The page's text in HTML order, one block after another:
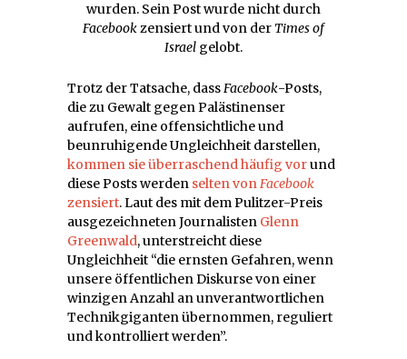
wurden. Sein Post wurde nicht durch
Facebookzensiert und von der Times of
Israel gelobt.
Trotz der Tatsache, dassFacebook-Posts,
die zu Gewalt gegen Palästinenser
aufrufen, eine offensichtliche und
beunruhigende Ungleichheit darstellen,
kommen sie überraschend häufig vorund
diese Posts werden selten vonFacebook
zensiert. Laut des mit dem Pulitzer-Preis
ausgezeichneten Journalisten Glenn
Greenwald, unterstreicht diese
Ungleichheit “die ernsten Gefahren, wenn
unsere öffentlichen Diskurse von einer
winzigen Anzahl an unverantwortlichen
Technikgiganten übernommen, reguliert
und kontrolliert werden”.